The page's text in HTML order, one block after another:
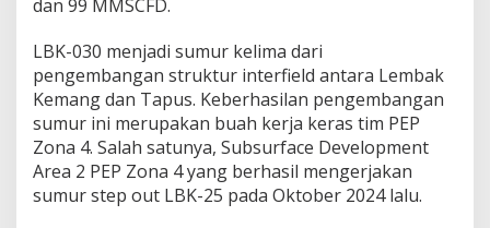
3
.
0
7
3
B
O
P
D
dan 99 MMSCFD.
LBK-030 menjadi sumur kelima dari
pengembangan struktur interfield antara Lembak
Kemang dan Tapus. Keberhasilan pengembangan
sumur ini merupakan buah kerja keras tim PEP
Zona 4. Salah satunya, Subsurface Development
Area 2 PEP Zona 4 yang berhasil mengerjakan
sumur step out LBK-25 pada Oktober 2024 lalu.